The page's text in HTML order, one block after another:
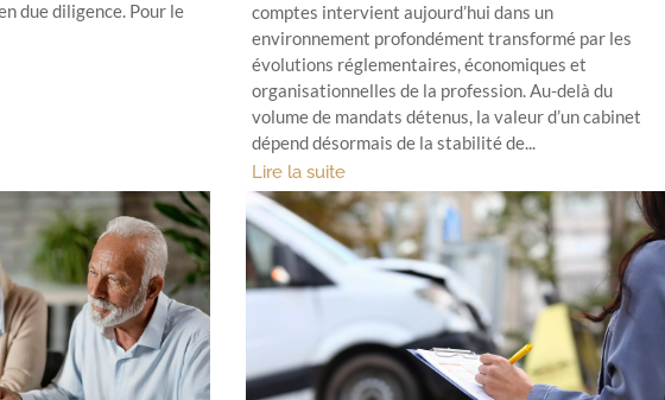
due diligence. Pour le
comptes intervient aujourd’hui dans un
environnement profondément transformé par les
évolutions réglementaires, économiques et
organisationnelles de la profession. Au-delà du
volume de mandats détenus, la valeur d’un cabinet
dépend désormais de la stabilité de...
Lire la suite